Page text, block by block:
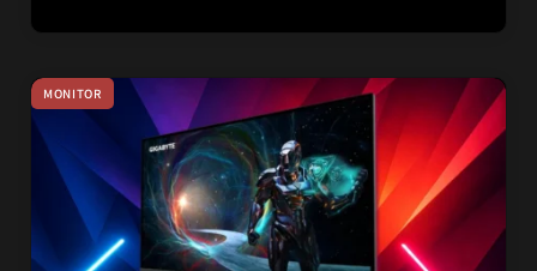
MONITOR